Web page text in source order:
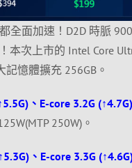
全面加速！D2D 時脈
本次上市的 Intel Core
記憶體擴充 256GB。
、E-core 3.2G (↑4.7G)
250W)。
、E-core 3.3G